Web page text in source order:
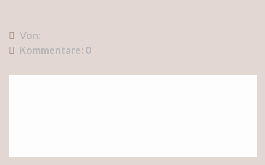
Von:
Kommentare: 0